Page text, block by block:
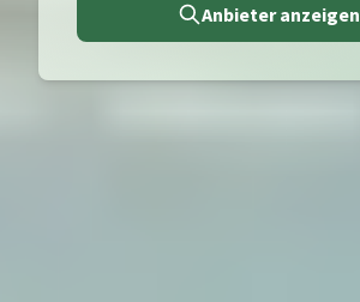
Anbieter anzeigen